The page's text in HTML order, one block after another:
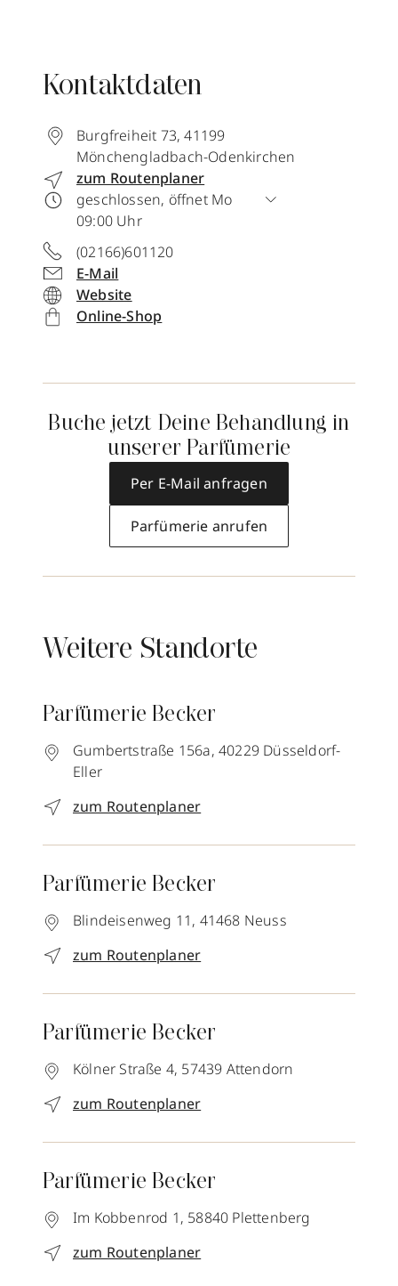
Kontaktdaten
Burgfreiheit 73,41199
Mönchengladbach-Odenkirchen
zum Routenplaner
geschlossen, öffnet Mo
09:00 Uhr
(02166)601120
E-Mail
Website
Online-Shop
Buche jetzt Deine Behandlung in
unserer Parfümerie
Per E-Mail anfragen
Parfümerie anrufen
Weitere Standorte
Parfümerie Becker
Gumbertstraße 156a, 40229 Düsseldorf-
Eller
zum Routenplaner
Parfümerie Becker
Blindeisenweg 11, 41468 Neuss
zum Routenplaner
Parfümerie Becker
Kölner Straße 4, 57439 Attendorn
zum Routenplaner
Parfümerie Becker
Im Kobbenrod 1, 58840 Plettenberg
zum Routenplaner